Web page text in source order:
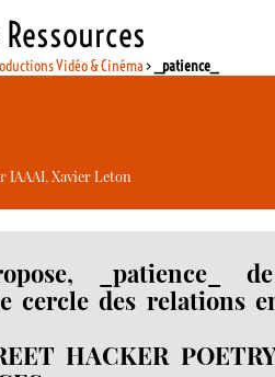
Vidéo & Cinéma > _patience_
IAAAI,Xavier Leton
_patience_
cercle des relations
HACKER